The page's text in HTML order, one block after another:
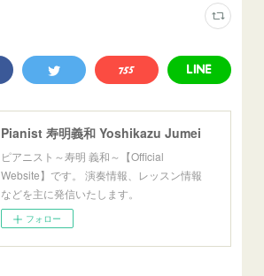
Pianist 寿明義和 Yoshikazu Jumei
ピアニスト～寿明 義和～【Official
Website】です。 演奏情報、レッスン情報
などを主に発信いたします。
フォロー